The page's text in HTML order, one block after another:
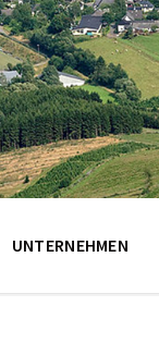
UNTERNEHMEN